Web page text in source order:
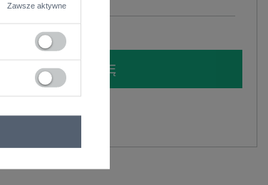
I ZOBACZ CENĘ
Zawsze aktywne